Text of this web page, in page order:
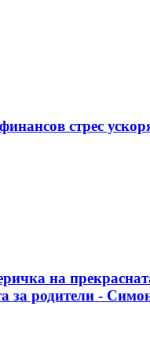
стрес
на
за родители -